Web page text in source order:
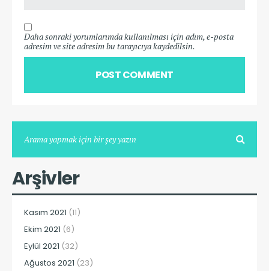
Daha sonraki yorumlarımda kullanılması için adım, e-posta
adresim ve site adresim bu tarayıcıya kaydedilsin.
Arşivler
Kasım 2021 (11)
Ekim 2021 (6)
Eylül 2021 (32)
Ağustos 2021 (23)